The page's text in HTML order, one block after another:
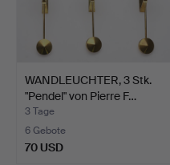
WANDLEUCHTER, 3 Stk.
"Pendel" von Pierre F…
3 Tage
6 Gebote
70 USD